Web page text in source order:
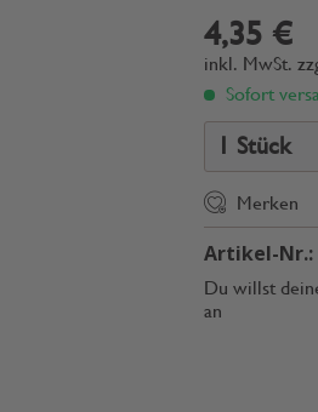
4,35 €
inkl. MwSt.
Sofort
Merken
Artikel-Nr.:
Du willst
an